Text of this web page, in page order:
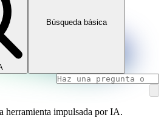
Búsqueda básica
herramienta impulsada por IA.